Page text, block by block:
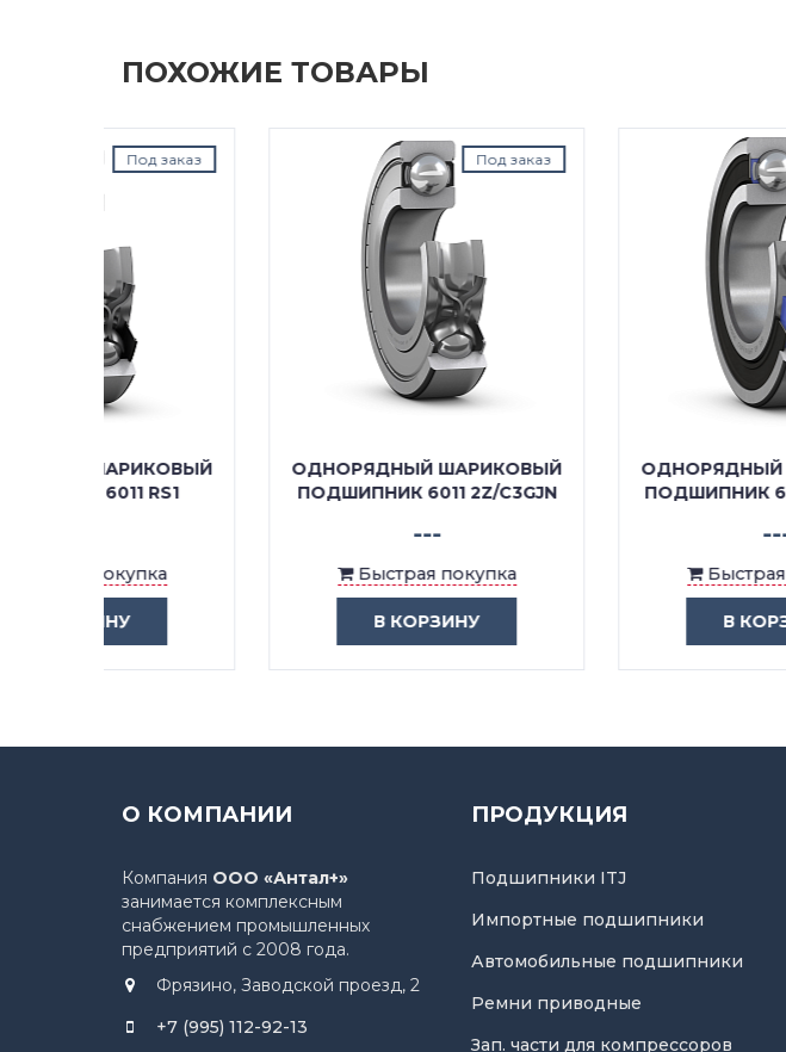
ПОХОЖИЕ ТОВАРЫ
Под заказ
ОДНОРЯДНЫЙ ШАРИКОВЫЙ
ПОДШИПНИК 6011 2Z/C3GJN
Быстрая покупка
Под заказ
ОДНОРЯДНЫЙ ШАРИКОВЫЙ
ПОДШИПНИК 6011 2RS1/W64
Быстрая покупка
О КОМПАНИИ
Компания ООО «Антал+»
занимается комплексным
снабжением промышленных
предприятий с 2008 года.
Фрязино, Заводской проезд, 2
+7 (995) 112-92-13
ПРОДУКЦИЯ
Подшипники ITJ
Импортные подшипники
Автомобильные подшипники
Ремни приводные
Зап. части для компрессоров